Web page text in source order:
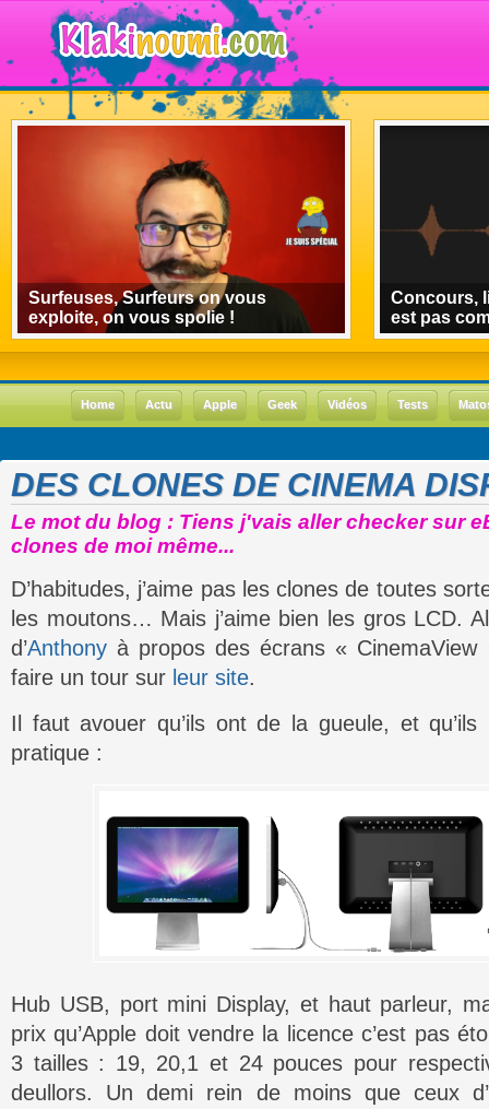
Surfeuses, Surfeurs on vous
exploite, on vous spolie !
Concours,
est pas
Home Actu Apple Geek Vidéos Tests
DES CLONES DE CINEMA
Le mot du blog : Tiens j'vais aller checker sur
clones de moi même...
D’habitudes, j’aime pas les clones de toutes
les moutons… Mais j’aime bien les gros LCD.
d’Anthony à propos des écrans «
faire un tour sur leur site.
Il faut avouer qu’ils ont de la gueule, et qu’ils
pratique :
Hub USB, port mini Display, et haut parleur,
prix qu’Apple doit vendre la licence c’est pas
3 tailles : 19, 20,1 et 24 pouces pour
deullors. Un demi rein de moins que ceux